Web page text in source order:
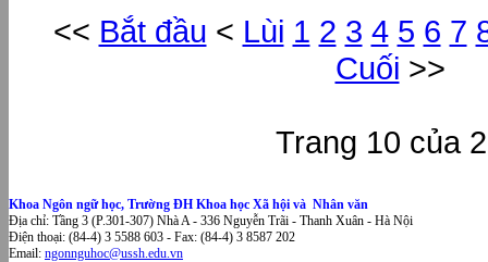
<< Bắt đầu < Lùi 1 2 3 4 5 6 7
Cuối >>
Trang 10 của
Khoa Ngôn ngữ học, Trường ĐH Khoa học Xã hội và Nhân văn
Địa chỉ: Tầng 3 (P.301-307) Nhà A - 336 Nguyễn Trãi - Thanh Xuân - Hà Nội
Điện thoại: (84-4) 3 5588 603 - Fax: (84-4) 3 8587 202
Email: ngonnguhoc@ussh.edu.vn